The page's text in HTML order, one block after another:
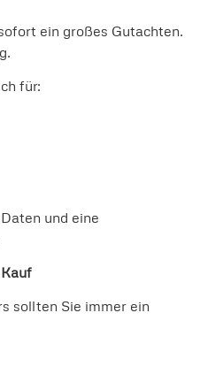
ein großes Gutachten.
für:
und eine
sollten Sie immer ein